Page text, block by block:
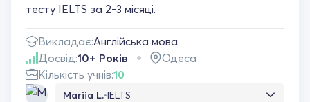
тесту IELTS за 2-3 місяці.
Викладає:Англійська мова
Досвід:10+ Років
Одеса
Кількість учнів:10
Mariia L.•IELTS